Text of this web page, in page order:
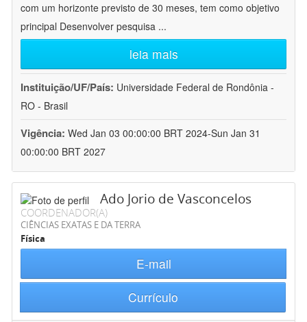
com um horizonte previsto de 30 meses, tem como objetivo
principal Desenvolver pesquisa ...
leia mais
Instituição/UF/País: Universidade Federal de Rondônia -
RO - Brasil
Vigência: Wed Jan 03 00:00:00 BRT 2024-Sun Jan 31
00:00:00 BRT 2027
Ado Jorio de Vasconcelos
COORDENADOR(A)
CIÊNCIAS EXATAS E DA TERRA
Física
E-mail
Currículo